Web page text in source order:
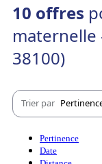
10 offres
maternelle
38100)
Trier par
Pertinence
Date